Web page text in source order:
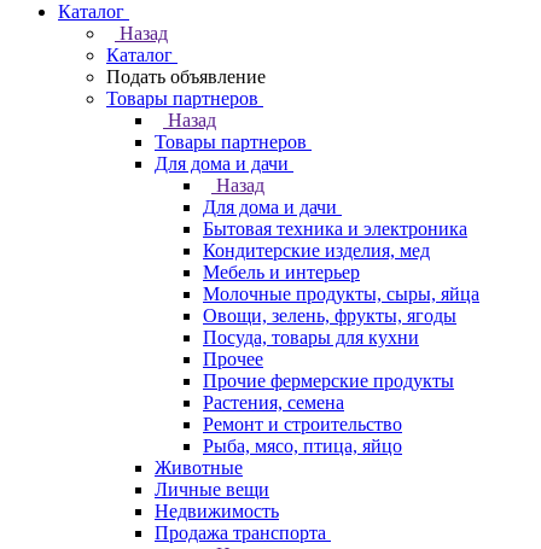
Каталог
Назад
Каталог
Подать объявление
Товары партнеров
Назад
Товары партнеров
Для дома и дачи
Назад
Для дома и дачи
Бытовая техника и электроника
Кондитерские изделия, мед
Мебель и интерьер
Молочные продукты, сыры, яйца
Овощи, зелень, фрукты, ягоды
Посуда, товары для кухни
Прочее
Прочие фермерские продукты
Растения, семена
Ремонт и строительство
Рыба, мясо, птица, яйцо
Животные
Личные вещи
Недвижимость
Продажа транспорта